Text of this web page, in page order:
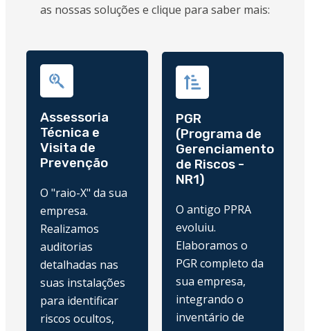
as nossas soluções e clique para saber mais:
Assessoria
Técnica e
Visita de
Prevenção
O "raio-X" da sua
empresa.
Realizamos
auditorias
detalhadas nas
suas instalações
para identificar
riscos ocultos,
PGR
(Programa de
Gerenciamento
de Riscos -
NR1)
O antigo PPRA
evoluiu.
Elaboramos o
PGR completo da
sua empresa,
integrando o
inventário de